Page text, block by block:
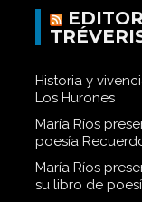
Historia y
Los Hurones
María Ríos
poesía
María Ríos
su libro de